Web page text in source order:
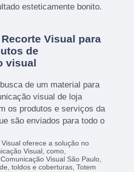
esteticamente bonito.
Visual para
de
visual
de um material para
visual de loja
os produtos e serviços da
são enviados para todo o
oferece a solução no
Visual, como,
Visual São Paulo,
toldos e coberturas, Totem